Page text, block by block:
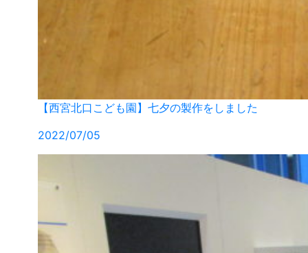
【西宮北口こども園】七夕の製作をしました
2022/07/05